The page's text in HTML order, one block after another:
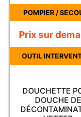
POMPIER /
DOUCHETTE
DOUCHE DE
Prix sur
OUTIL